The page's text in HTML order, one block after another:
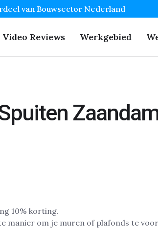
van Bouwsector Nederland
Video Reviews Werkgebied
manier om je muren of plafonds te